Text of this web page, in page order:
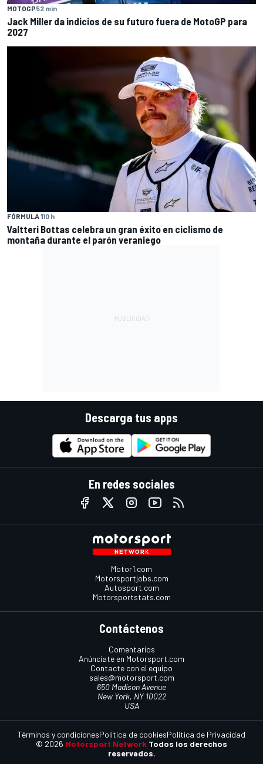
MOTOGP52 min
Jack Miller da indicios de su futuro fuera de MotoGP para
2027
FÓRMULA 110 h
Valtteri Bottas celebra un gran éxito en ciclismo de
montaña durante el parón veraniego
Descarga tus apps
En redes sociales
Motor1.com
Motorsportjobs.com
Autosport.com
Motorsportstats.com
Contáctenos
Comentarios
Anúnciate en Motorsport.com
Contacte con el equipo
sales@motorsport.com
650 Madison Avenue
New York, NY 10022
USA
© 2026 Motorsport Network Todos los derechos
reservados.
Términos y condicionesPolítica de cookiesPolítica de Privacidad